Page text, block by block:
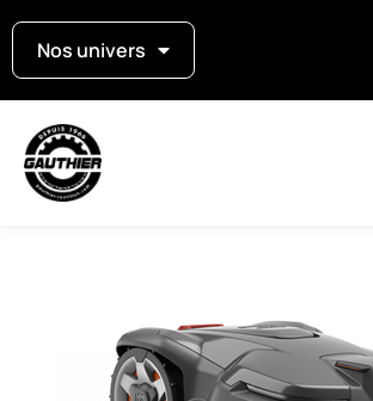
Nos univers